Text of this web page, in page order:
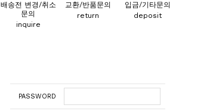
배송전 변경/취소
문의
inquire
교환/반품문의
return
입금/기타문의
deposit
PASSWORD